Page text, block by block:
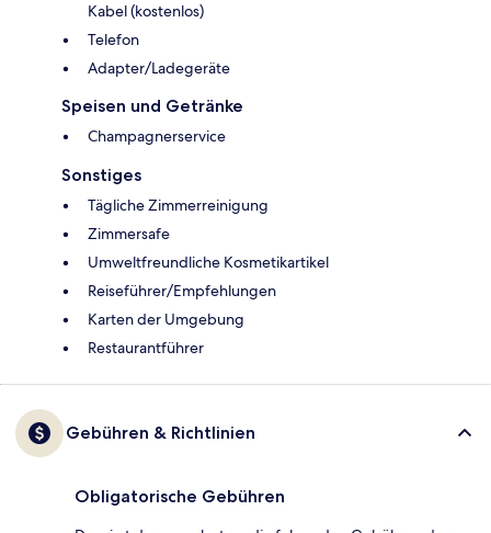
Kabel (kostenlos)
Telefon
Adapter/Ladegeräte
Speisen und Getränke
Champagnerservice
Sonstiges
Tägliche Zimmerreinigung
Zimmersafe
Umweltfreundliche Kosmetikartikel
Reiseführer/Empfehlungen
Karten der Umgebung
Restaurantführer
Gebühren & Richtlinien
Obligatorische Gebühren